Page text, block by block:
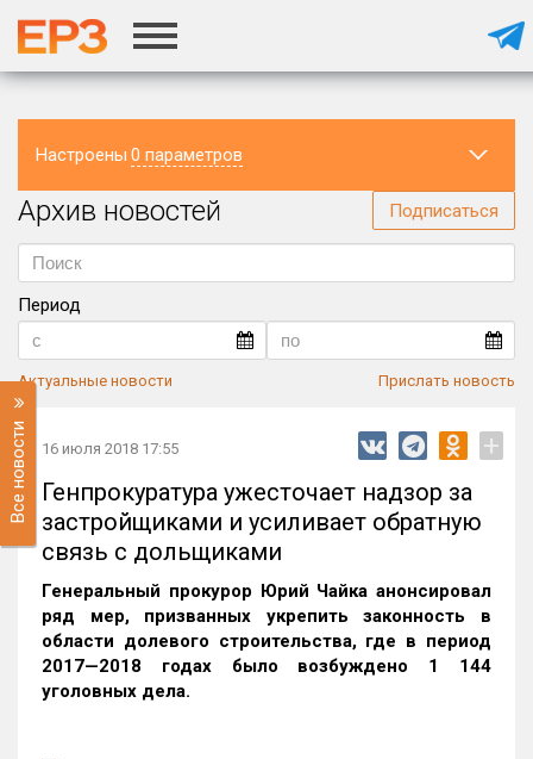
Настроены 0 параметров
Регион
Архив новостей Подписаться
Период
Актуальные новости Прислать новость
Все новости 16 июля 2018 17:55 +
Генпрокуратура ужесточает надзор за
застройщиками и усиливает обратную
связь с дольщиками
Генеральный прокурор Юрий Чайка анонсировал
ряд мер, призванных укрепитьзаконность в
области долевого строительства, где в период
2017—2018 годах было возбуждено 1 144
уголовных дела.